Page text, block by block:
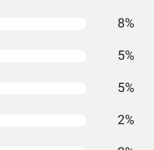
8%
5%
5%
2%